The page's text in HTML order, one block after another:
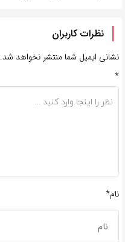
نظرات کاربران
نشانی ایمیل شما منتشر نخواهد شد.
*
نام*